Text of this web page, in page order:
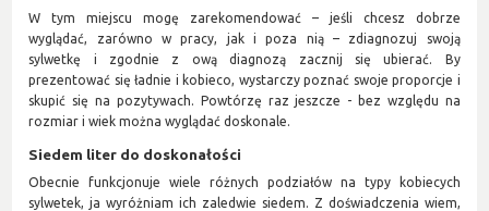
W tym miejscu mogę zarekomendować – jeśli chcesz dobrze
wyglądać, zarówno w pracy, jak i poza nią – zdiagnozuj swoją
sylwetkę i zgodnie z ową diagnozą zacznij się ubierać. By
prezentować się ładnie i kobieco, wystarczy poznać swoje proporcje i
skupić się na pozytywach. Powtórzę raz jeszcze - bez względu na
rozmiar i wiek można wyglądać doskonale.
Siedem liter do doskonałości
Obecnie funkcjonuje wiele różnych podziałów na typy kobiecych
sylwetek, ja wyróżniam ich zaledwie siedem. Z doświadczenia wiem,